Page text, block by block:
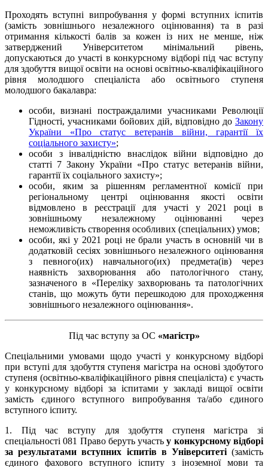
Проходять вступні випробування у формі вступних іспитів
(замість зовнішнього незалежного оцінювання) та в разі
отримання кількості балів за кожен із них не менше, ніж
затверджений Університетом мінімальний рівень,
допускаються до участі в конкурсному відборі під час вступу
для здобуття вищої освіти на основі освітньо-кваліфікаційного
рівня молодшого спеціаліста або освітнього ступеня
молодшого бакалавра:
особи, визнані постраждалими учасниками Революції
Гідності, учасниками бойових дій, відповідно до Закону
України «Про статус ветеранів війни, гарантії їх
соціального захисту»;
особи з інвалідністю внаслідок війни відповідно до
статті 7 Закону України «Про статус ветеранів війни,
гарантії їх соціального захисту»;
особи, яким за рішенням регламентної комісії при
регіональному центрі оцінювання якості освіти
відмовлено в реєстрації для участі у 2021 році в
зовнішньому незалежному оцінюванні через
неможливість створення особливих (спеціальних) умов;
особи, які у 2021 році не брали участь в основній чи в
додатковій сесіях зовнішнього незалежного оцінювання
з певного(их) навчального(их) предмета(ів) через
наявність захворювання або патологічного стану,
зазначеного в «Переліку захворювань та патологічних
станів, що можуть бути перешкодою для проходження
зовнішнього незалежного оцінювання».
Під час вступу за ОС «магістр»
Спеціальними умовами щодо участі у конкурсному відборі
при вступі для здобуття ступеня магістра на основі здобутого
ступеня (освітньо-кваліфікаційного рівня спеціаліста) є участь
у конкурсному відборі за іспитами у закладі вищої освіти
замість єдиного вступного випробування та/або єдиного
вступного іспиту.
1. Під час вступу для здобуття ступеня магістра зі
спеціальності 081 Право беруть участьу конкурсному відборі
за результатами вступних іспитів в Університеті(замість
єдиного фахового вступного іспиту з іноземної мови та